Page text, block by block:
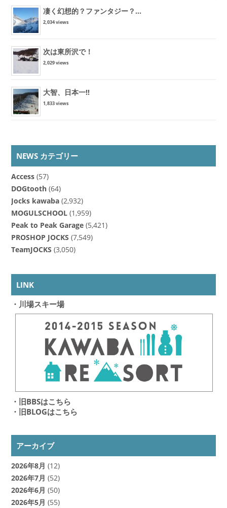
凄く幻想的？ファンタジー？...
2,034 views
次は東所沢で！
2,029 views
大智、日本一!!
1,833 views
NEWS カテゴリー
Access(57)
DOGtooth(64)
Jocks kawaba(2,932)
MOGULSCHOOL(1,959)
Peak to Peak Garage(5,421)
PROSHOP JOCKS (7,549)
TeamJOCKS (3,050)
LINK
・川場スキー場
・旧BBSはこちら
・旧BLOGはこちら
アーカイブ
2026年8月 (12)
2026年7月 (52)
2026年6月 (50)
2026年5月 (55)